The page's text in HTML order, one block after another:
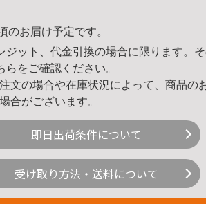
のお届け予定です。
ジット、代金引換の場合に限ります。
ら をご確認ください。
文の場合や在庫状況によって、商品の
合がございます。
即日出荷条件について
受け取り方法・送料について